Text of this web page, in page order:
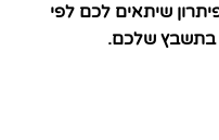
שיתאים לכם לפי
בתשבץ שלכם.